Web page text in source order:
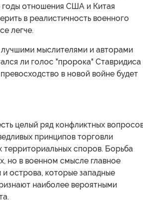
годы отношения США и Китая
в реалистичность военного
легче.
лучшими мыслителями и авторами
ли голос "пророка" Ставридиса
в новой войне будет
целый ряд конфликтных
принципов торговли
территориальных споров. Борьба
но в военном смысле главное
острова, которые западные
наиболее вероятными